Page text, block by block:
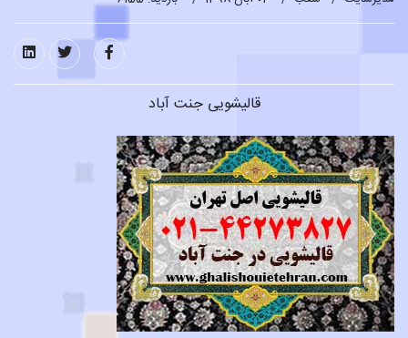
قالیشویی جنت آباد